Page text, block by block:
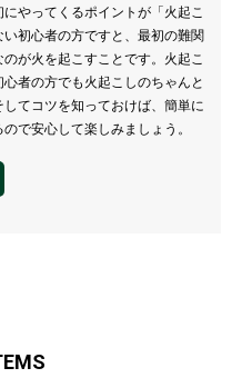
やってくるポイントが「火起こ
い初心者の方ですと、最初の難関
のが火を起こすことです。火起こ
心者の方でも火起こしのちゃんと
してコツを知っておけば、簡単に
で安心して楽しみましょう。